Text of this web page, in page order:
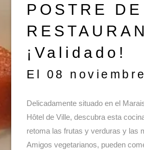
POSTRE DE
¡Validado!
El 08
Delicadamente situado en el
Hôtel de Ville, descubra esta
retoma las frutas y verduras y las
Amigos vegetarianos, pueden